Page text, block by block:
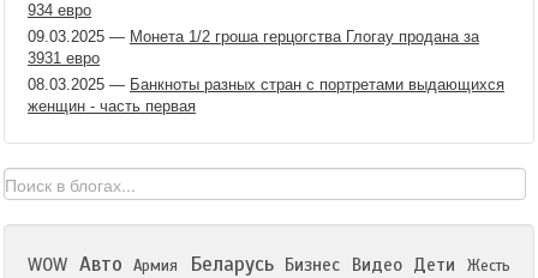
934 евро
09.03.2025 — Монета 1/2 гроша герцогства Глогау продана за
3931 евро
08.03.2025 — Банкноты разных стран с портретами выдающихся
женщин - часть первая
WOW Авто Армия Беларусь Бизнес Видео Дети
Жесть